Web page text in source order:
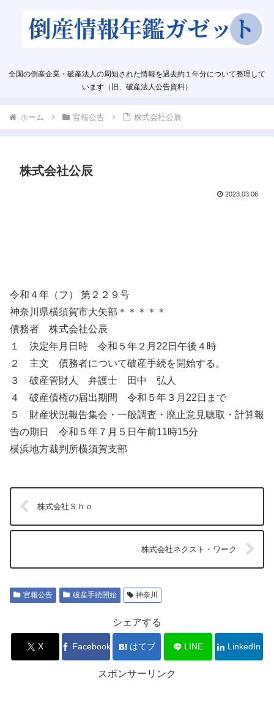
全国の倒産企業・破産法人の周知された情報を過去約１年分について整理して
います（旧、破産法人公告資料）
ホーム 官報公告 株式会社公辰
株式会社公辰
2023.03.06
令和４年（フ） 第２２９号
神奈川県横須賀市大矢部＊＊＊＊＊
債務者 株式会社公辰
１ 決定年月日時 令和５年２月22日午後４時
２ 主文 債務者について破産手続を開始する。
３ 破産管財人 弁護士 田中 弘人
４ 破産債権の届出期間 令和５年３月22日まで
５ 財産状況報告集会・一般調査・廃止意見聴取・計算報
告の期日 令和５年７月５日午前11時15分
横浜地方裁判所横須賀支部
株式会社Ｓｈｏ
株式会社ネクスト・ワーク
官報公告 破産手続開始 神奈川
シェアする
X Facebook はてブ LINE LinkedIn
スポンサーリンク